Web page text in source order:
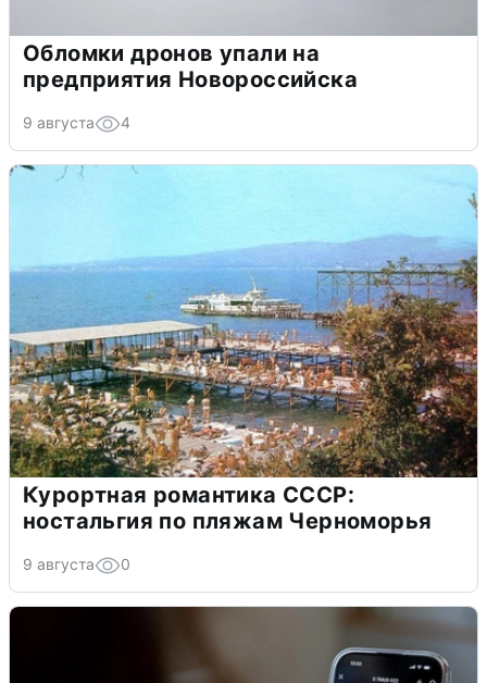
Обломки дронов упали на
предприятия Новороссийска
9 августа 4
Курортная романтика СССР:
ностальгия по пляжам Черноморья
9 августа 0